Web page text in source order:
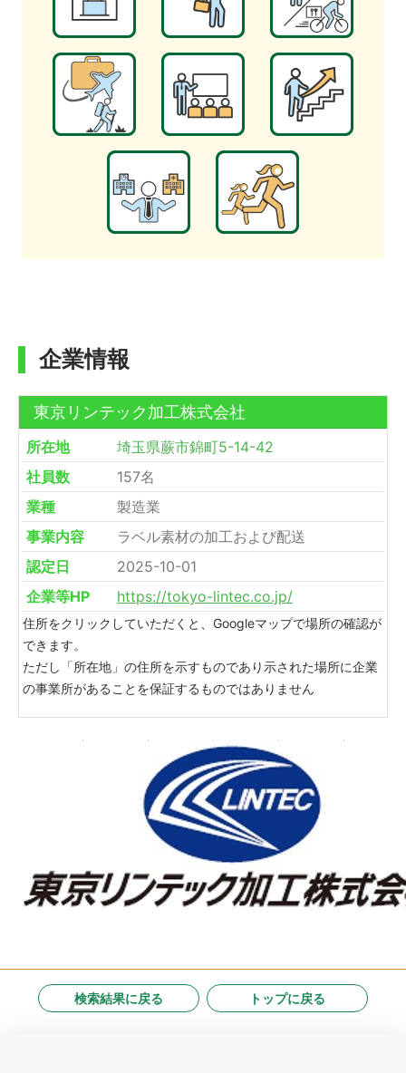
企業情報
東京リンテック加工株式会社
所在地
埼玉県蕨市錦町5-14-42
社員数
157名
業種
製造業
事業内容
ラベル素材の加工および配送
認定日
2025-10-01
企業等HP
https://tokyo-lintec.co.jp/
住所をクリックしていただくと、Googleマップで場所の確認が
できます。
ただし「所在地」の住所を示すものであり示された場所に企業
の事業所があることを保証するものではありません
検索結果に戻る トップに戻る